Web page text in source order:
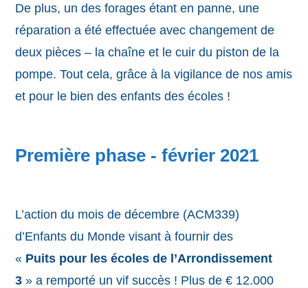
De plus, un des forages étant en panne, une
réparation a été effectuée avec changement de
deux pièces – la chaîne et le cuir du piston de la
pompe. Tout cela, grâce à la vigilance de nos amis
et pour le bien des enfants des écoles !
Première phase - février 2021
L’action du mois de décembre (ACM339)
d’Enfants du Monde visant à fournir des
« Puits pour les écoles de l’Arrondissement
3 » a remporté un vif succès ! Plus de € 12.000